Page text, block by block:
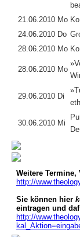
21.06.2010 Mo
24.06.2010 Do
28.06.2010 Mo
28.06.2010 Mo
29.06.2010 Di
30.06.2010 Mi
Weitere Termine,
http://
Sie können hier
eintragen und
http://